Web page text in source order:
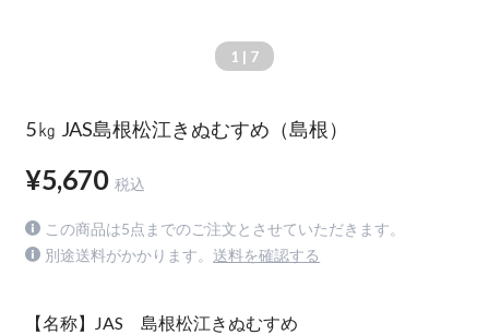
1 | 7
5㎏ JAS島根松江きぬむすめ（島根）
¥5,670 税込
この商品は5点までのご注文とさせていただきます。
別途送料がかかります。 送料を確認する
【名称】JAS 島根松江きぬむすめ